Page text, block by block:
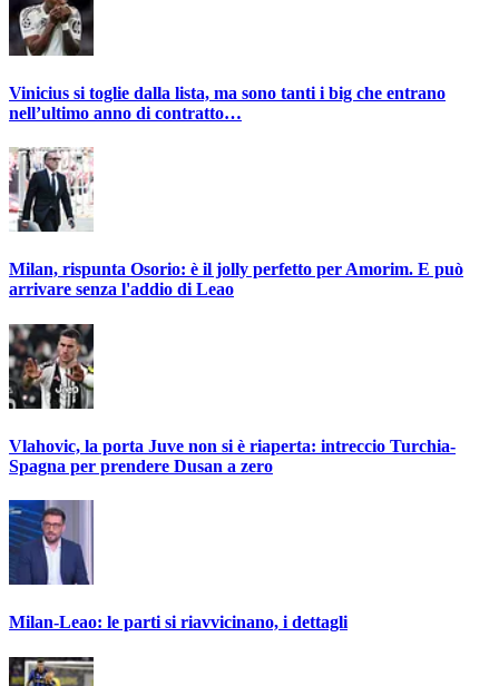
Vinicius si toglie dalla lista, ma sono tanti i big che entrano
nell’ultimo anno di contratto…
Milan, rispunta Osorio: è il jolly perfetto per Amorim. E può
arrivare senza l'addio di Leao
Vlahovic, la porta Juve non si è riaperta: intreccio Turchia-
Spagna per prendere Dusan a zero
Milan-Leao: le parti si riavvicinano, i dettagli